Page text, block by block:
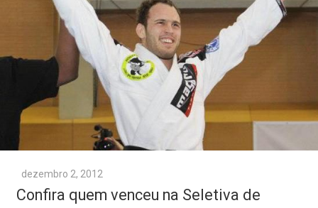
dezembro 2, 2012
Confira quem venceu na Seletiva de